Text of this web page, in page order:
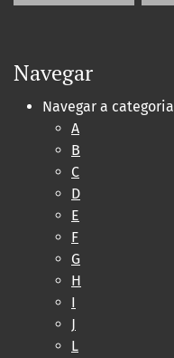
Navegar
Navegar a categoria
A
B
C
D
E
F
G
H
I
J
L